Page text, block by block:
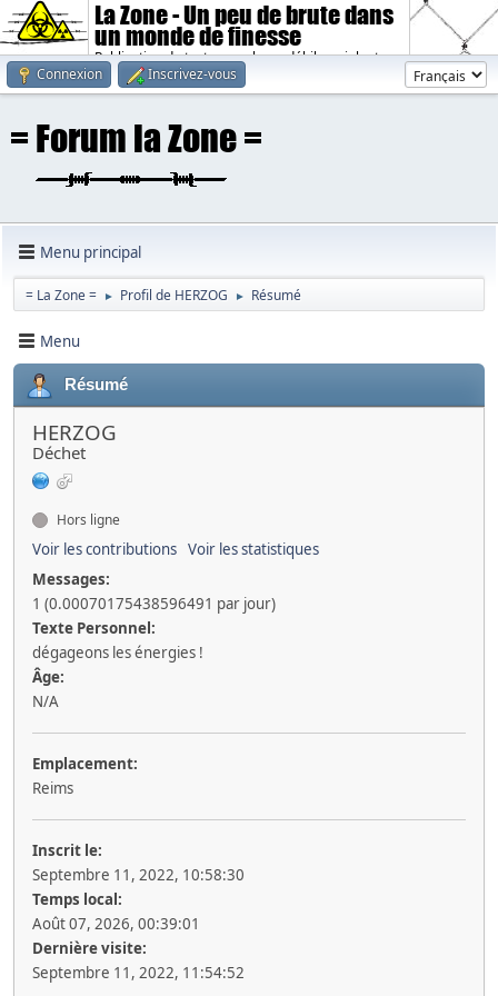
La Zone - Un peu de brute dans
un monde de finesse
Publication de textes sombres, débiles, violents.
Connexion
Inscrivez-vous
Menu principal
= La Zone = ► Profil de HERZOG ► Résumé
Menu
Résumé
HERZOG
Déchet
Hors ligne
Voir les contributions Voir les statistiques
Messages:
1 (0.00070175438596491 par jour)
Texte Personnel:
dégageons les énergies !
Âge:
N/A
Emplacement:
Reims
Inscrit le:
Septembre 11, 2022, 10:58:30
Temps local:
Août 07, 2026, 00:39:01
Dernière visite:
Septembre 11, 2022, 11:54:52